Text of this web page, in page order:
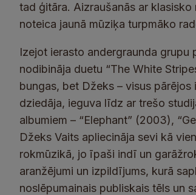
tad ģitāra. Aizraušanās ar klasisko
noteica jaunā mūziķa turpmāko
Izejot ierasto andergraunda
nodibināja duetu “The White
bungas, bet Džeks – visus
dziedāja, ieguva līdz ar trešo
albumiem – “Elephant” (2003),
Džeks Vaits apliecināja sevi kā
rokmūzikā, jo īpaši indī un
aranžējumi un izpildījums, kurā
noslēpumainais publiskais tēls un